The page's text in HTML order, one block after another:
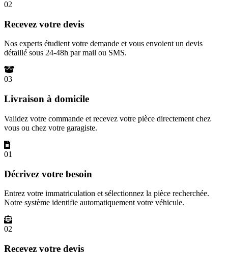
02
Recevez votre devis
Nos experts étudient votre demande et vous envoient un devis
détaillé sous 24-48h par mail ou SMS.
03
Livraison à domicile
Validez votre commande et recevez votre pièce directement chez
vous ou chez votre garagiste.
01
Décrivez votre besoin
Entrez votre immatriculation et sélectionnez la pièce recherchée.
Notre système identifie automatiquement votre véhicule.
02
Recevez votre devis